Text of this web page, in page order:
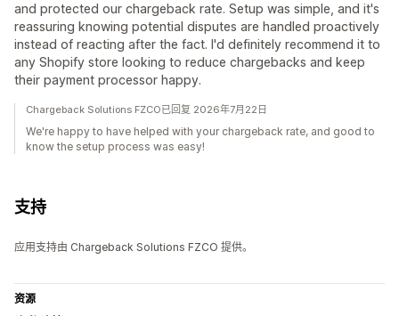
and protected our chargeback rate. Setup was simple, and it's
reassuring knowing potential disputes are handled proactively
instead of reacting after the fact. I'd definitely recommend it to
any Shopify store looking to reduce chargebacks and keep
their payment processor happy.
Chargeback Solutions FZCO已回复 2026年7月22日
We're happy to have helped with your chargeback rate, and good to
know the setup process was easy!
支持
应用支持由 Chargeback Solutions FZCO 提供。
资源